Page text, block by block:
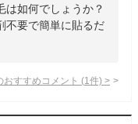
は如何でしょうか？
不要で簡単に貼るだ
おすすめコメント (1 件) >